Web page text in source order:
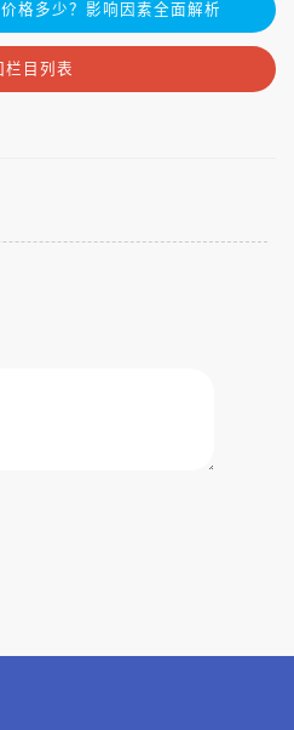
格多少？影响因素全面解析
栏目列表